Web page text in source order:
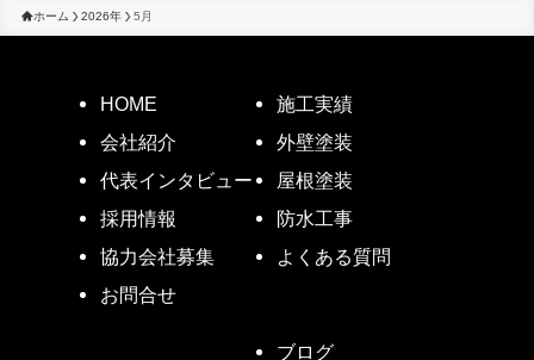
ホーム 2026年 5月
HOME
会社紹介
代表インタビュー
採用情報
協力会社募集
お問合せ
施工実績
外壁塗装
屋根塗装
防水工事
よくある質問
ブログ